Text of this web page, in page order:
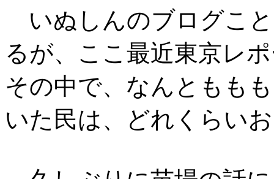
いぬしんのブログこ
るが、ここ最近東京レ
その中で、なんともも
いた民は、どれくらい